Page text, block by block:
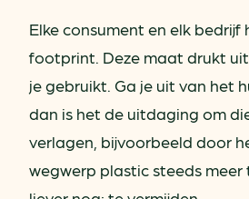
Elke consument en elk
footprint. Deze maat drukt
je gebruikt. Ga je uit van het
dan is het de uitdaging om
verlagen, bijvoorbeeld door
wegwerp plastic steeds meer